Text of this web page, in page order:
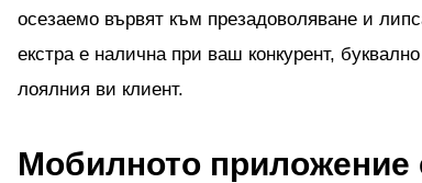
осезаемо вървят към презадоволяване и
екстра е налична при ваш конкурент,
лоялния ви клиент.
Мобилното